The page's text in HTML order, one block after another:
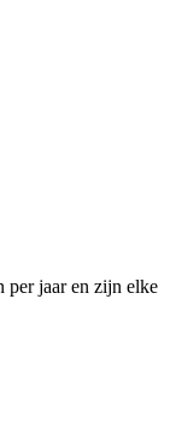
per jaar en zijn elke